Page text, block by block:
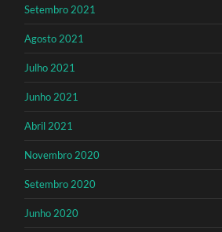
Setembro 2021
Agosto 2021
Julho 2021
Junho 2021
Abril 2021
Novembro 2020
Setembro 2020
Junho 2020